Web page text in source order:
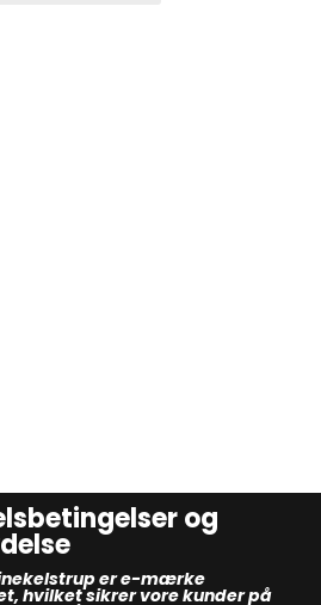
og
er e-mærke
hvilket sikrer vore kunder på